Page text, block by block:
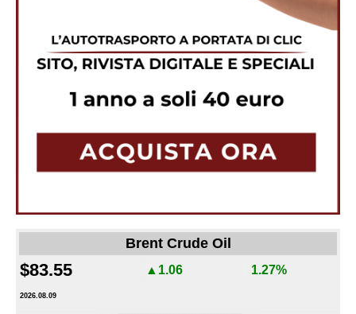
Brent Crude Oil
$83.55 ▲1.06 1.27%
2026.08.09